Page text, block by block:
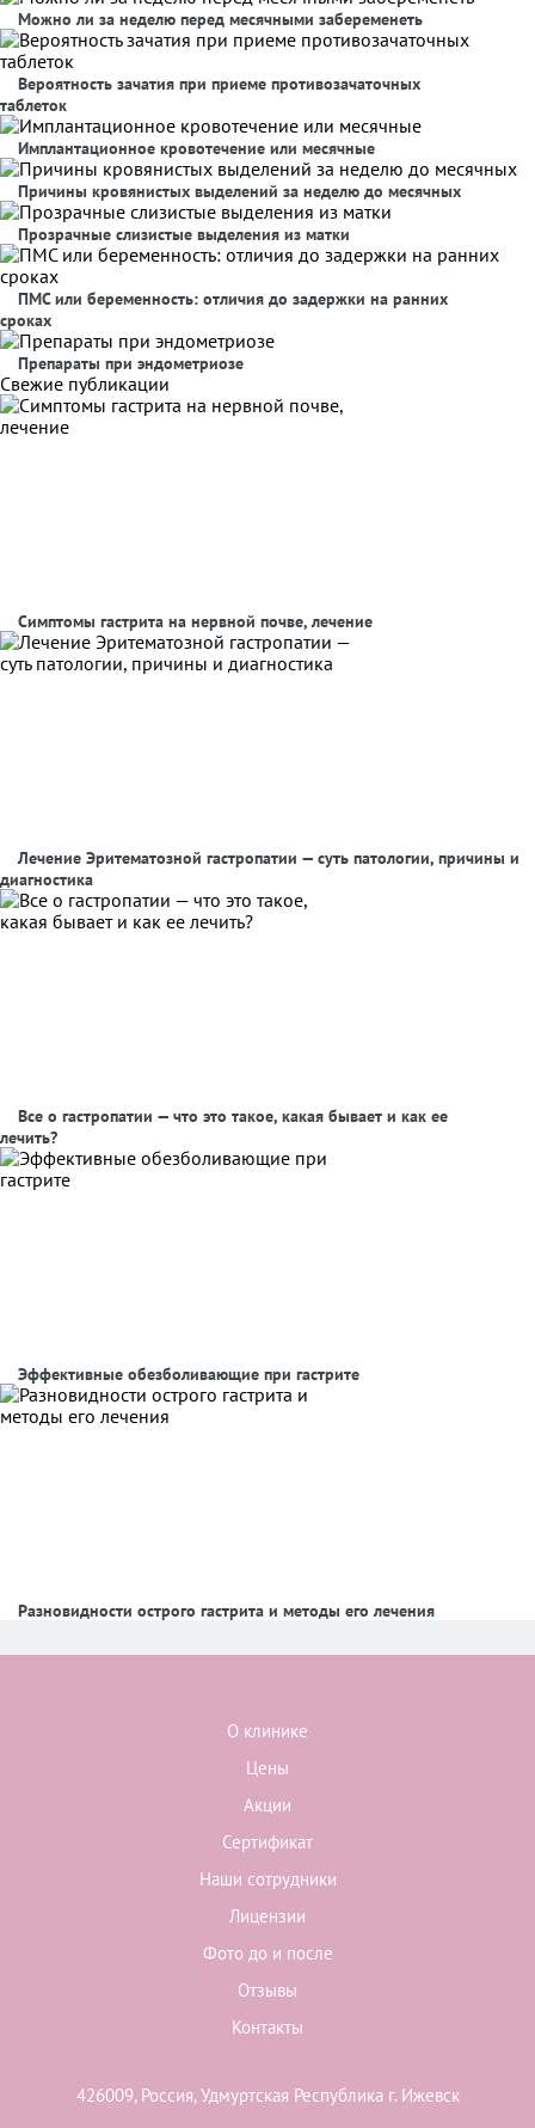
Можно ли за неделю перед месячными забеременеть
Вероятность зачатия при приеме противозачаточных
таблеток
Имплантационное кровотечение или месячные
Причины кровянистых выделений за неделю до месячных
Прозрачные слизистые выделения из матки
ПМС или беременность: отличия до задержки на ранних
сроках
Препараты при эндометриозе
Свежие публикации
Симптомы гастрита на нервной почве, лечение
Лечение Эритематозной гастропатии — суть патологии, причины и
диагностика
Все о гастропатии — что это такое, какая бывает и как ее
лечить?
Эффективные обезболивающие при гастрите
Разновидности острого гастрита и методы его лечения
О клинике
Цены
Акции
Сертификат
Наши сотрудники
Лицензии
Фото до и после
Отзывы
Контакты
426009, Россия, Удмуртская Республика г. Ижевск